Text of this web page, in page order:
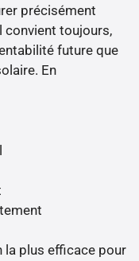
précisément
convient toujours,
future que
En
la plus efficace pour